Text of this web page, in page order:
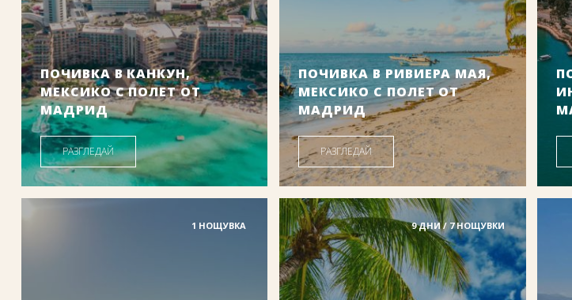
ПОЧИВКА В КАНКУН,
МЕКСИКО С ПОЛЕТ ОТ
МАДРИД
Цена от: 1105.00 € / 2161.19
РАЗГЛЕДАЙ
ПОЧИВКА В РИВИЕРА МАЯ,
МЕКСИКО С ПОЛЕТ ОТ
МАДРИД
Цена от: 1192.00 € / 2331.35 лв.
РАЗГЛЕДАЙ
1 НОЩУВКА 9 ДНИ / 7 НОЩУВКИ